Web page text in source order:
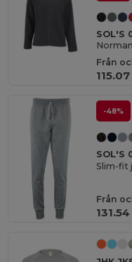
SOL'S
Från
-48%
SOL'S
Slim-fit
Från